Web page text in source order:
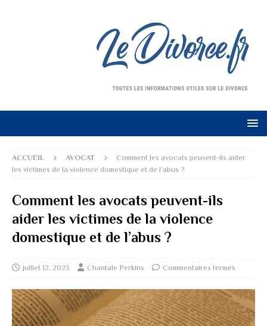
ACCUEIL AVOCAT
Comment les avocats peuvent-ils aider
les victimes de la violence domestique et de l’abus ?
Comment les avocats peuvent-ils
aider les victimes de la violence
domestique et de l’abus ?
juillet 12, 2023 Chantale Perkins Commentaires fermés